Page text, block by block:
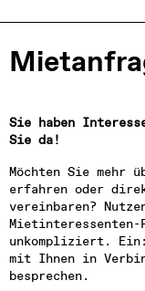
Sie haben
Sie da!
Möchten Sie mehr
erfahren oder
vereinbaren?
unkompliziert.
mit Ihnen in
besprechen.